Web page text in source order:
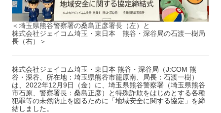
＜埼玉県熊谷警察署の桑島正彦署長（左）と
株式会社ジェイコム埼玉・東日本 熊谷・深谷局の石渡一樹局
長（右）＞
株式会社ジェイコム埼玉・東日本 熊谷・深谷局（J:COM 熊
谷・深谷、所在地：埼玉県熊谷市籠原南、局長：石渡一樹）
は、2022年12月9日（金）に、埼玉県熊谷警察署（埼玉県熊谷
市石原、警察署長：桑島正彦）と特殊詐欺をはじめとする各種
犯罪等の未然防止を図るために「地域安全に関する協定」を締
結しました。